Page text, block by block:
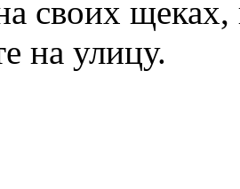
своих щеках,
на улицу.